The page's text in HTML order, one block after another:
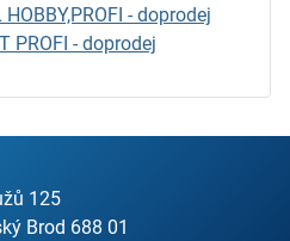
- doprodej
PROFI - doprodej
125
Brod 688 01